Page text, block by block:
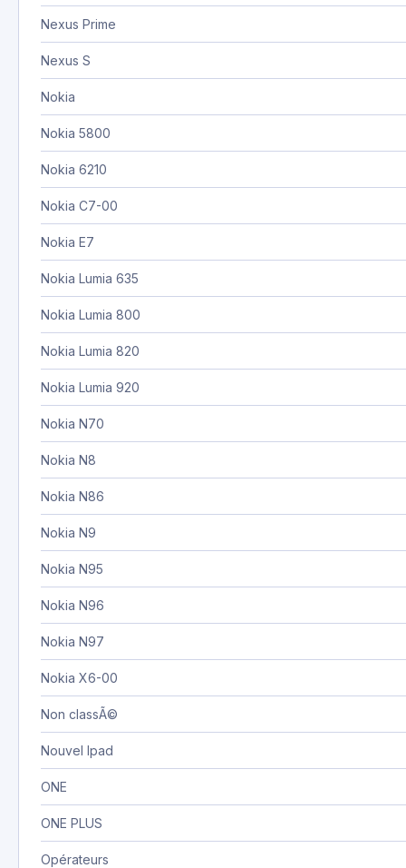
Nexus Prime
Nexus S
Nokia
Nokia 5800
Nokia 6210
Nokia C7-00
Nokia E7
Nokia Lumia 635
Nokia Lumia 800
Nokia Lumia 820
Nokia Lumia 920
Nokia N70
Nokia N8
Nokia N86
Nokia N9
Nokia N95
Nokia N96
Nokia N97
Nokia X6-00
Non classÃ©
Nouvel Ipad
ONE
ONE PLUS
Opérateurs